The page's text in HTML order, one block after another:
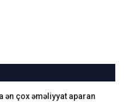
ən çox əməliyyat aparan